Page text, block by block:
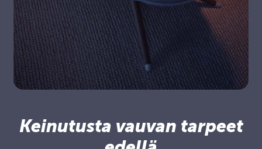
Keinutusta vauvan tarpeet